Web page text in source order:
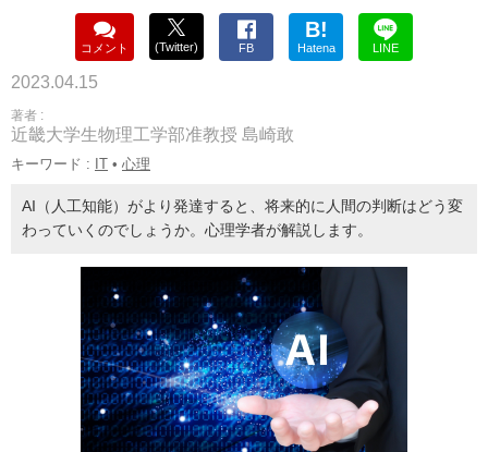
コメント (Twitter) FB
B!
Hatena LINE
2023.04.15
著者 :
近畿大学生物理工学部准教授 島崎敢
キーワード : IT • 心理
AI（人工知能）がより発達すると、将来的に人間の判断はどう変
わっていくのでしょうか。心理学者が解説します。